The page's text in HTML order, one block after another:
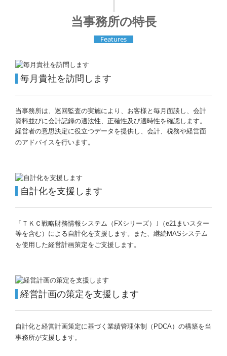
小規模企業共済制度
国の共済制度活用コーナー
求人情報
当事務所の特長
Features
毎月貴社を訪問します
当事務所は、巡回監査の実施により、お客様と毎月面談し、会計
資料並びに会計記録の適法性、正確性及び適時性を確認します。
経営者の意思決定に役立つデータを提供し、会計、税務や経営面
のアドバイスを行います。
自計化を支援します
「ＴＫＣ戦略財務情報システム（FXシリーズ）｣（e21まいスター
等を含む）による自計化を支援します。また、継続MASシステム
を使用した経営計画策定をご支援します。
経営計画の策定を支援します
自計化と経営計画策定に基づく業績管理体制（PDCA）の構築を当
事務所が支援します。